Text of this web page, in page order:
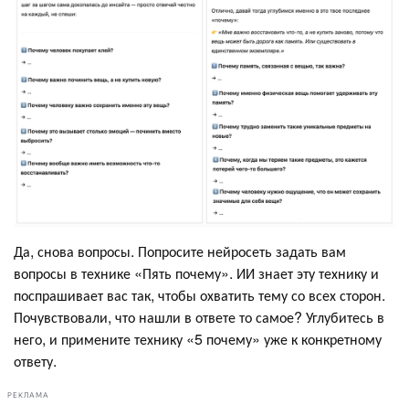
Да, снова вопросы. Попросите нейросеть задать вам
вопросы в технике «Пять почему». ИИ знает эту технику и
поспрашивает вас так, чтобы охватить тему со всех сторон.
Почувствовали, что нашли в ответе то самое? Углубитесь в
него, и примените технику «5 почему» уже к конкретному
ответу.
РЕКЛАМА